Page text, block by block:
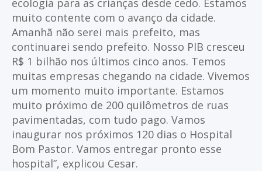
ecologia para as crianças desde cedo. Estamos
muito contente com o avanço da cidade.
Amanhã não serei mais prefeito, mas
continuarei sendo prefeito. Nosso PIB cresceu
R$ 1 bilhão nos últimos cinco anos. Temos
muitas empresas chegando na cidade. Vivemos
um momento muito importante. Estamos
muito próximo de 200 quilômetros de ruas
pavimentadas, com tudo pago. Vamos
inaugurar nos próximos 120 dias o Hospital
Bom Pastor. Vamos entregar pronto esse
hospital”, explicou Cesar.